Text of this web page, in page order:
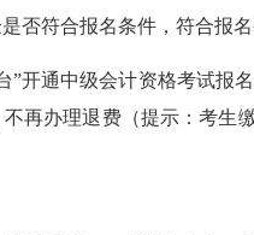
否符合报名条件，符合报名
”开通中级会计资格考试报
再办理退费（提示：考生